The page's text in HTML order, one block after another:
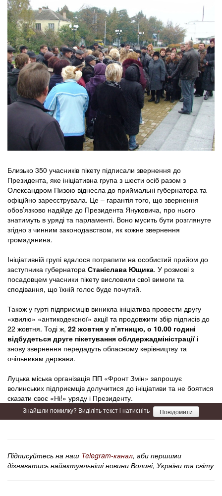
Близько 350 учасників пікету підписали звернення до
Президента, яке ініціативна група з шести осіб разом з
Олександром Пизою віднесла до приймальні губернатора та
офіційно зареєструвала. Це – гарантія того, що звернення
обов’язково надійде до Президента Януковича, про нього
знатимуть в уряді та парламенті. Воно мусить бути розглянуте
згідно з чинним законодавством, як кожне звернення
громадянина.
Ініціативній групі вдалося потрапити на особистий прийом до
заступника губернатора Станіслава Ющика. У розмові з
посадовцем учасники пікету висловили свої вимоги та
сподівання, що їхній голос буде почутий.
Також у гурті підприємців виникла ініціатива провести другу
«хвилю» «антикодексної» акції та продовжити збір підписів до
22 жовтня. Тоді ж, 22 жовтня у п’ятницю, о 10.00 годині
відбудеться друге пікетування облдержадміністраціїі
знову звернення передадуть обласному керівництву та
очільникам держави.
Луцька міська організація ПП «Фронт Змін» запрошує
волинських підприємців долучитися до ініціативи та не боятися
сказати своє «Ні!» уряду і Президенту.
Знайшли помилку? Виділіть текст і натисніть Повідомити
Підписуйтесь на наш Telegram-канал, аби першими
дізнаватись найактуальніші новини Волині, України та світу